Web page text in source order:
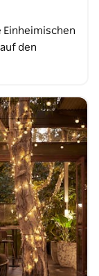
Einheimischen
den